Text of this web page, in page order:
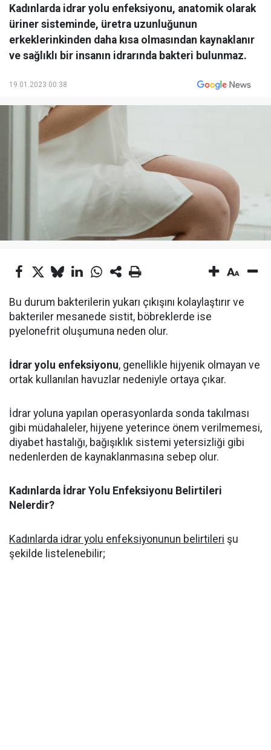
Kadınlarda idrar yolu enfeksiyonu, anatomik olarak
üriner sisteminde, üretra uzunluğunun
erkeklerinkinden daha kısa olmasından kaynaklanır
ve sağlıklı bir insanın idrarında bakteri bulunmaz.
19.01.2023 00:38
Bu durum bakterilerin yukarı çıkışını kolaylaştırır ve
bakteriler mesanede sistit, böbreklerde ise
pyelonefrit oluşumuna neden olur.
İdrar yolu enfeksiyonu, genellikle hijyenik olmayan ve
ortak kullanılan havuzlar nedeniyle ortaya çıkar.
İdrar yoluna yapılan operasyonlarda sonda takılması
gibi müdahaleler, hijyene yeterince önem verilmemesi,
diyabet hastalığı, bağışıklık sistemi yetersizliği gibi
nedenlerden de kaynaklanmasına sebep olur.
Kadınlarda İdrar Yolu Enfeksiyonu Belirtileri
Nelerdir?
Kadınlarda idrar yolu enfeksiyonunun belirtileri şu
şekilde listelenebilir;